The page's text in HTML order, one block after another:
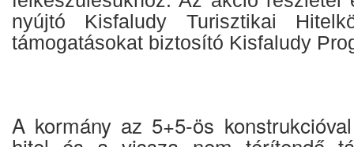
nyújtó Kisfaludy Turisztikai
támogatásokat biztosító Kisfaludy
A kormány az 5+5-ös